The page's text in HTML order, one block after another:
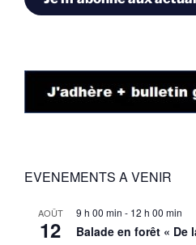
EVENEMENTS A VENIR
AOÛT
12
9 h 00 min - 12 h 00 min
Balade en forêt « De